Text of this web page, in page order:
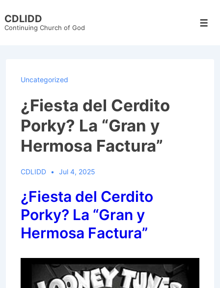
Skip
CDLIDD
Continuing Church of God
Uncategorized
¿Fiesta del Cerdito
Porky? La “Gran y
Hermosa Factura”
CDLIDD Jul 4, 2025
¿Fiesta del Cerdito
Porky? La “Gran y
Hermosa Factura”